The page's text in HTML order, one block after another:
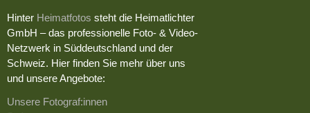
Hinter Heimatfotos steht die Heimatlichter
GmbH – das professionelle Foto- & Video-
Netzwerk in Süddeutschland und der
Schweiz. Hier finden Sie mehr über uns
und unsere Angebote:
Unsere Fotograf:innen